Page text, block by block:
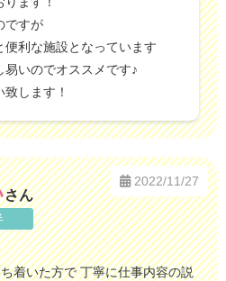
ですが
利な施設となっています
いのでオススメです♪
します！
さん
2022/11/27
着いた方で 丁寧に仕事内容の説